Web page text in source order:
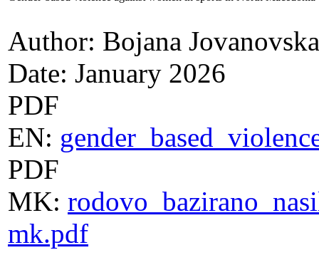
Author: Bojana
Date: January 2026
PDF
EN:
PDF
MK:
mk.pdf